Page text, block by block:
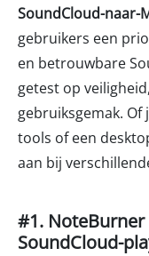
SoundCloud-naar-
gebruikers een
en betrouwbare
getest op
gebruiksgemak.
tools of een
aan bij
#1. NoteBurner
SoundCloud-